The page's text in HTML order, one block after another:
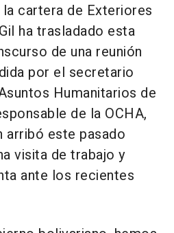
cartera de Exteriores
ha trasladado esta
de una reunión
por el secretario
Humanitarios de
de la OCHA,
arribó este pasado
visita de trabajo y
ante los recientes